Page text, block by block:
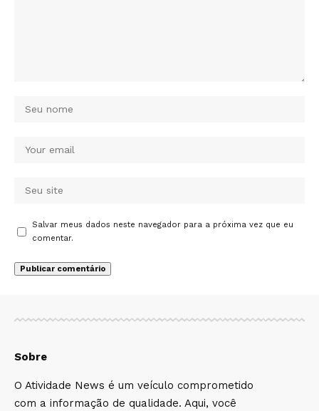
Salvar meus dados neste navegador para a próxima vez que eu
comentar.
Sobre
O Atividade News é um veículo comprometido
com a informação de qualidade. Aqui, você